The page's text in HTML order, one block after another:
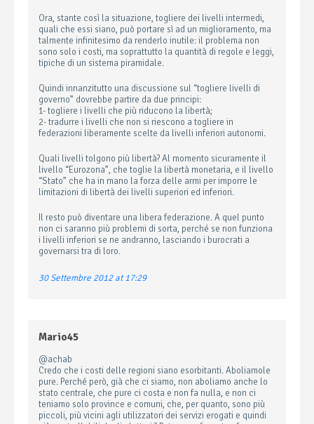
Ora, stante così la situazione, togliere dei livelli intermedi,
quali che essi siano, può portare sì ad un miglioramento, ma
talmente infinitesimo da renderlo inutile: il problema non
sono solo i costi, ma soprattutto la quantità di regole e leggi,
tipiche di un sistema piramidale.
Quindi innanzitutto una discussione sul “togliere livelli di
governo” dovrebbe partire da due principi:
1- togliere i livelli che più riducono la libertà;
2- tradurre i livelli che non si riescono a togliere in
federazioni liberamente scelte da livelli inferiori autonomi.
Quali livelli tolgono più libertà? Al momento sicuramente il
livello “Eurozona”, che toglie la libertà monetaria, e il livello
“Stato” che ha in mano la forza delle armi per imporre le
limitazioni di libertà dei livelli superiori ed inferiori.
Il resto può diventare una libera federazione. A quel punto
non ci saranno più problemi di sorta, perché se non funziona
i livelli inferiori se ne andranno, lasciando i burocrati a
governarsi tra di loro.
30 Settembre 2012 at 17:29
Mario45
@achab
Credo che i costi delle regioni siano esorbitanti. Aboliamole
pure. Perché però, già che ci siamo, non aboliamo anche lo
stato centrale, che pure ci costa e non fa nulla, e non ci
teniamo solo province e comuni, che, per quanto, sono più
piccoli, più vicini agli utilizzatori dei servizi erogati e quindi